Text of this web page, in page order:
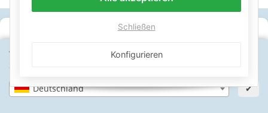
Wähle dein Lieferland, um Preise und Artikel für deinen
Standort zu sehen.
Deutschland ✔
SICHERE ZAHLARTEN
IHRE SICHERHEIT
PayPal Käuferschutz SSL-verschlüsselt Lager in St. Johann
Schließen
Konfigurieren